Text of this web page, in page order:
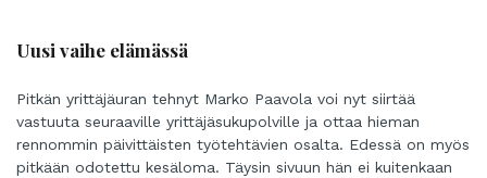
Uusi vaihe elämässä
Pitkän yrittäjäuran tehnyt Marko Paavola voi nyt siirtää
vastuuta seuraaville yrittäjäsukupolville ja ottaa hieman
rennommin päivittäisten työtehtävien osalta. Edessä on myös
pitkään odotettu kesäloma. Täysin sivuun hän ei kuitenkaan